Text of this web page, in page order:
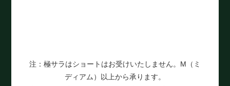
注：極サラはショートはお受けいたしません。M（ミ
ディアム）以上から承ります。